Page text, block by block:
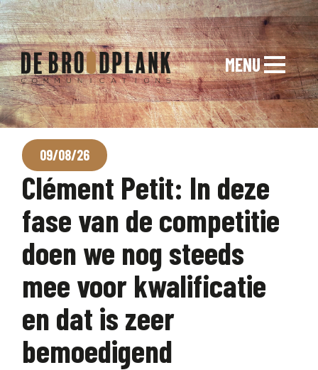
MENU
09/08/26
Clément Petit: In deze
fase van de competitie
doen we nog steeds
mee voor kwalificatie
en dat is zeer
bemoedigend